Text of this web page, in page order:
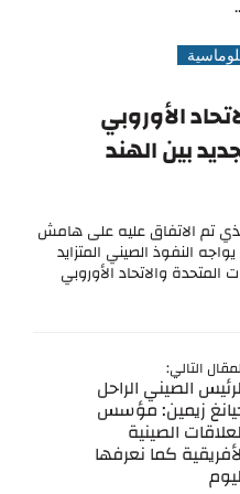
الأوروبي
بين الهند
تم الاتفاق عليه على هامش
النفوذ الصيني المتزايد
والاتحاد الأوروبي
التالي:
الصيني الراحل
زيمين: مؤسس
الصينية
كما نعرفها